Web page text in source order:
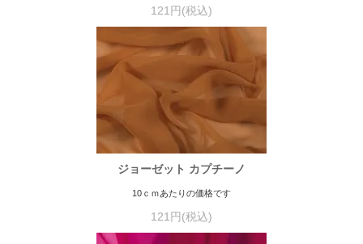
121円(税込)
ジョーゼット カプチーノ
10ｃｍあたりの価格です
121円(税込)